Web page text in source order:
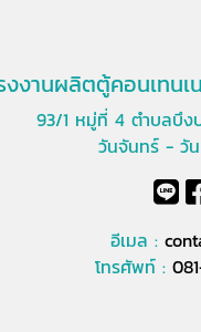
งงานผลิตตู้คอนเทน
93/1 หมู่ที่ 4 ตำบลบึง
วันจันทร์ - วัน
อีเมล :
โทรศัพท์ :